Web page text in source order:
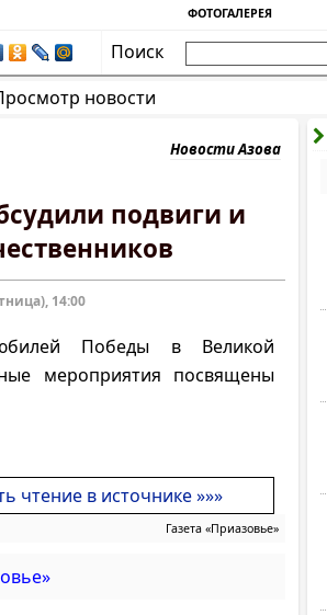
ФОТОГАЛЕРЕЯ
Поиск
новости
Новости Азова
подвиги и
14:00
Победы в Великой
мероприятия посвящены
чтение в источнике »»»
Газета «Приазовье»